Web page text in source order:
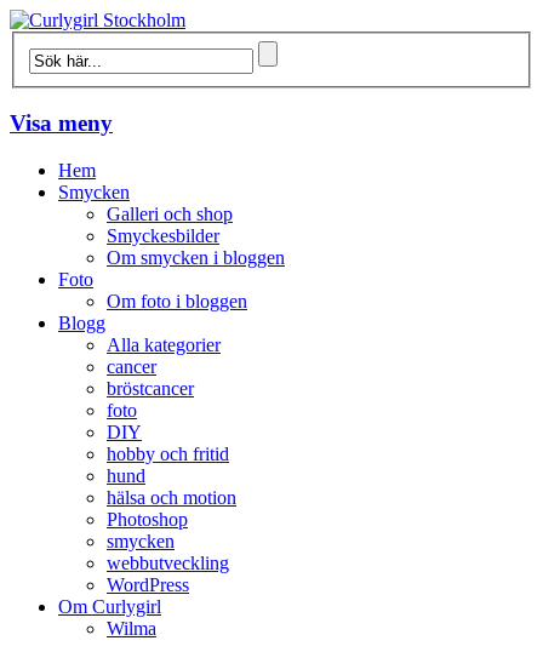
Visa meny
Hem
Smycken
Galleri och shop
Smyckesbilder
Om smycken i bloggen
Foto
Om foto i bloggen
Blogg
Alla kategorier
cancer
bröstcancer
foto
DIY
hobby och fritid
hund
hälsa och motion
Photoshop
smycken
webbutveckling
WordPress
Om Curlygirl
Wilma